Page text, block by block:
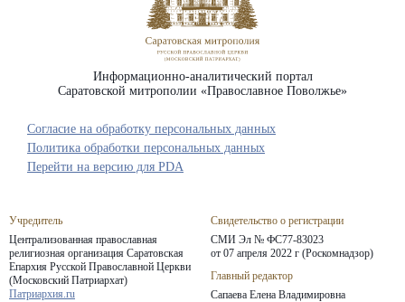
Информационно-аналитический портал
Саратовской митрополии «Православное Поволжье»
Учредитель
Централизованная православная
религиозная организация Саратовская
Епархия Русской Православной Церкви
(Московский Патриархат)
Патриархия.ru
Свидетельство о регистрации
СМИ Эл № ФС77-83023
от 07 апреля 2022 г (Роскомнадзор)
Главный редактор
Сапаева Елена Владимировна
Согласие на обработку персональных данных
Политика обработки персональных данных
Перейти на версию для PDA